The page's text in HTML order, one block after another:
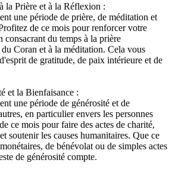
la Prière et à la Réflexion :
une période de prière, de méditation et
de ce mois pour renforcer votre
du temps à la prière
Coran et à la méditation. Cela vous
de gratitude, de paix intérieure et de
et la Bienfaisance :
une période de générosité et de
en particulier envers les personnes
ce mois pour faire des actes de charité,
soutenir les causes humanitaires. Que ce
de bénévolat ou de simples actes
de générosité compte.